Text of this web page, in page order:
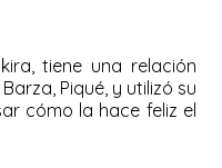
tiene una relación
Piqué, y utilizó su
cómo la hace feliz el